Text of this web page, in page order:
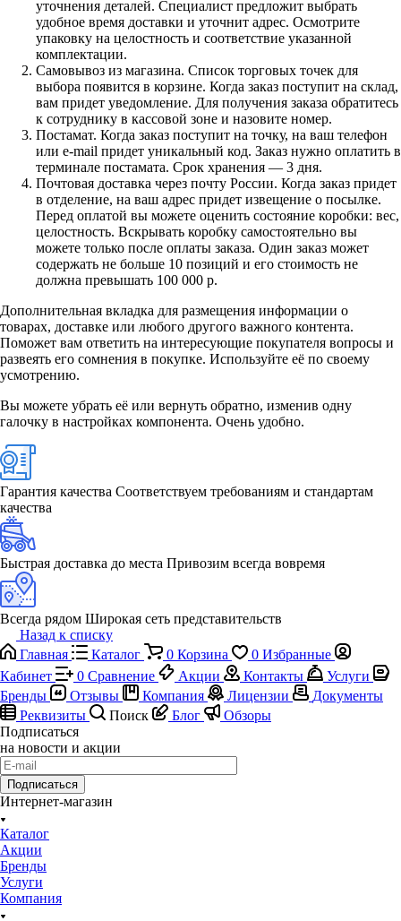
уточнения деталей. Специалист предложит выбрать
удобное время доставки и уточнит адрес. Осмотрите
упаковку на целостность и соответствие указанной
комплектации.
Самовывоз из магазина. Список торговых точек для
выбора появится в корзине. Когда заказ поступит на склад,
вам придет уведомление. Для получения заказа обратитесь
к сотруднику в кассовой зоне и назовите номер.
Постамат. Когда заказ поступит на точку, на ваш телефон
или e-mail придет уникальный код. Заказ нужно оплатить в
терминале постамата. Срок хранения — 3 дня.
Почтовая доставка через почту России. Когда заказ придет
в отделение, на ваш адрес придет извещение о посылке.
Перед оплатой вы можете оценить состояние коробки: вес,
целостность. Вскрывать коробку самостоятельно вы
можете только после оплаты заказа. Один заказ может
содержать не больше 10 позиций и его стоимость не
должна превышать 100 000 р.
Дополнительная вкладка для размещения информации о
товарах, доставке или любого другого важного контента.
Поможет вам ответить на интересующие покупателя вопросы и
развеять его сомнения в покупке. Используйте её по своему
усмотрению.
Вы можете убрать её или вернуть обратно, изменив одну
галочку в настройках компонента. Очень удобно.
Гарантия качества Соответствуем требованиям и стандартам
качества
Быстрая доставка до места Привозим всегда вовремя
Всегда рядом Широкая сеть представительств
Назад к списку
Главная
Каталог 0 Корзина 0 Избранные
Кабинет
0 Сравнение Акции Контакты
Услуги
Бренды
Отзывы Компания Лицензии
Документы
Реквизиты
Поиск Блог
Обзоры
Подписаться
на новости и акции
Подписаться
Интернет-магазин
Каталог
Акции
Бренды
Услуги
Компания